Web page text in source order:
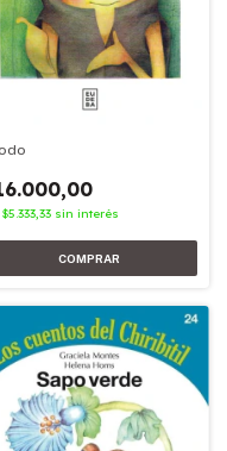
$5.333,33 sin interés